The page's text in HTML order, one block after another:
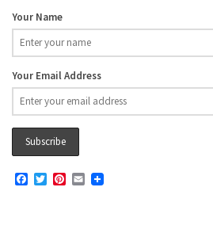
Your Name
Your Email Address
Facebook
TwitterPinterest
Email